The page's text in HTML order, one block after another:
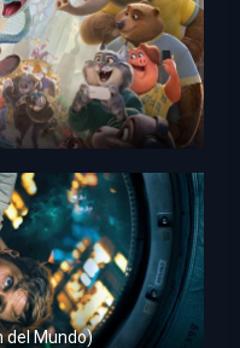
del Mundo)